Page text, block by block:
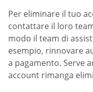
Per eliminare il tuo
contattare il loro
modo il team di
esempio, rinnovare
a pagamento. Serve
account rimanga